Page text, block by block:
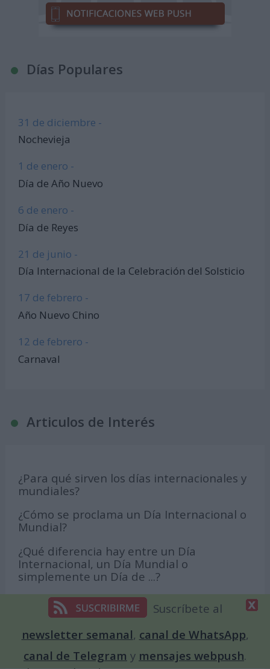
Días Populares
31 de diciembre -
Nochevieja
1 de enero -
Día de Año Nuevo
6 de enero -
Día de Reyes
21 de junio -
Día Internacional de la Celebración del Solsticio
17 de febrero -
Año Nuevo Chino
12 de febrero -
Carnaval
Articulos de Interés
¿Para qué sirven los días internacionales y
mundiales?
¿Cómo se proclama un Día Internacional o
Mundial?
¿Qué diferencia hay entre un Día
Internacional, un Día Mundial o
simplemente un Día de ...?
Los Días Mundiales más raros y extraños
Globos Terráqueos
Suscríbete al
newsletter semanal, canal de WhatsApp,
canal de Telegram y mensajes webpush.